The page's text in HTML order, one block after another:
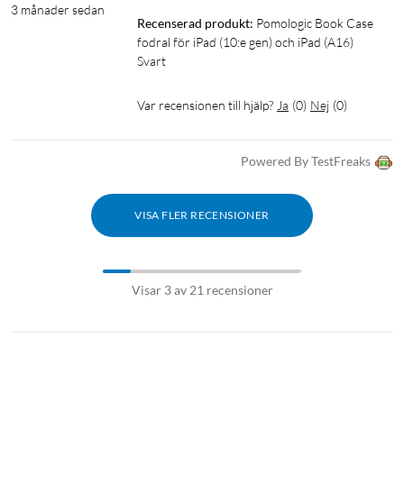
3 månader sedan
Recenserad produkt: Pomologic Book Case
fodral för iPad (10:e gen) och iPad (A16)
Svart
Var recensionen till hjälp? Ja (0) Nej (0)
Powered By TestFreaks
VISA FLER RECENSIONER
Visar 3 av 21 recensioner